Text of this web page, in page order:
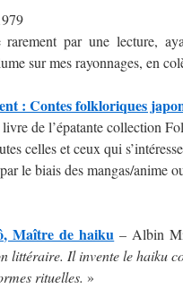
par une lecture,
sur mes rayonnages, en
: Contes folkloriques
de l’épatante collection
celles et ceux qui
le biais des mangas/anime
Maître de haiku – Albin
littéraire. Il invente le haiku
rituelles. »